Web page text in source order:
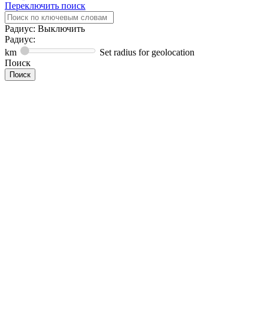
Переключить поиск
Радиус: Выключить
Радиус:
km
Set radius for geolocation
Поиск